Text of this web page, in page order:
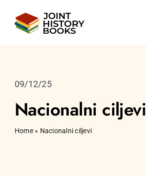
content
Vijesti
09/12/25
Nacionalni ciljevi
Home» Nacionalni ciljevi